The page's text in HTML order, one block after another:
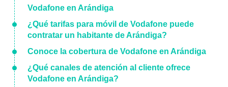
Vodafone en Arándiga
¿Qué tarifas para móvil de Vodafone puede
contratar un habitante de Arándiga?
Conoce la cobertura de Vodafone en Arándiga
¿Qué canales de atención al cliente ofrece
Vodafone en Arándiga?